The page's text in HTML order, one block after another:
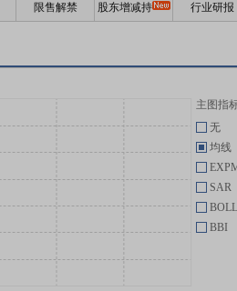
限售解禁 股东增减持 行业研报
主图指
无
均线
SAR
BOLL
BBI